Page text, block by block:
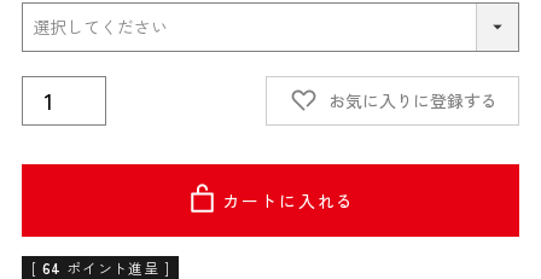
お気に入りに登録する
カートに入れる
[ 64 ポイント進呈 ]